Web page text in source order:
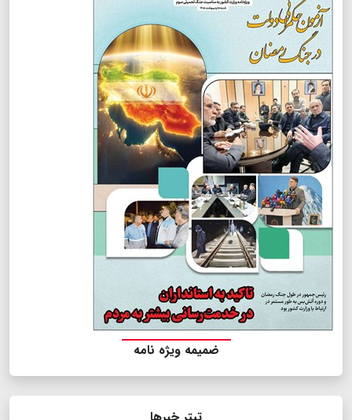
ضمیمه ویژه نامه